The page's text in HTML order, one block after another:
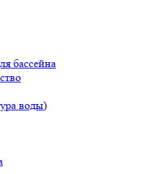
бассейна
воды)